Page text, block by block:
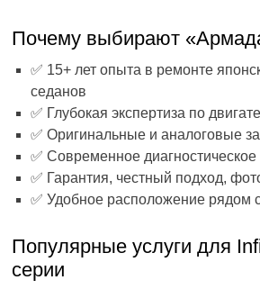
Почему выбирают
✅ 15+ лет опыта в ремонте
седанов
✅ Глубокая экспертиза по
✅ Оригинальные и аналоговые
✅ Современное
✅ Гарантия, честный подход,
✅ Удобное расположение рядом
Популярные услуги для
серии